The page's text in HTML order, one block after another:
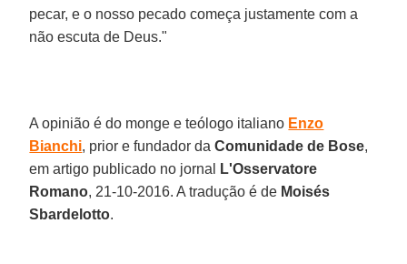
pecar, e o nosso pecado começa justamente com a
não escuta de Deus."
A opinião é do monge e teólogo italiano Enzo
Bianchi, prior e fundador daComunidade de Bose,
em artigo publicado no jornal
L'Osservatore
Romano, 21-10-2016. A tradução é de Moisés
Sbardelotto.